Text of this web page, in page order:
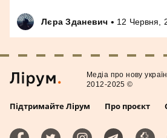
Лєра Зданевич • 12 Червня,
Підтримайте Лірум Про проєкт
Медiа про нову
2012-2025 ©